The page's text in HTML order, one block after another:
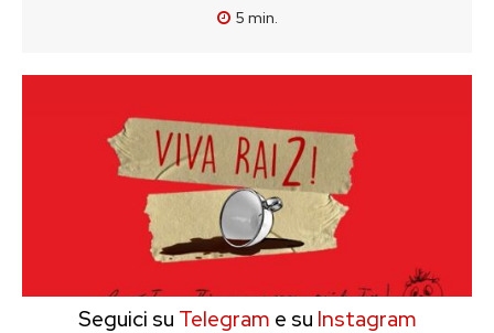
5 min.
Seguici su Telegram e su Instagram